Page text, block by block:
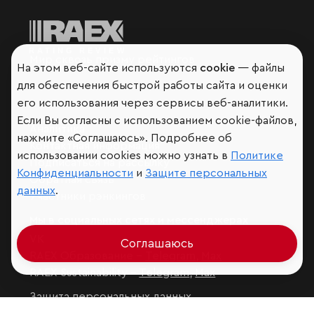
Мир сквозь призму рейтингов
Подписаться на рассылку
Обратная связь
Участники рэнкингов
RAEX Sustainability –Telegram,Max
Защита персональных данных
На этом веб-сайте используются cookie — файлы
для обеспечения быстрой работы сайта и оценки
его использования через сервисы веб-аналитики.
Если Вы согласны с использованием cookie-файлов,
нажмите «Соглашаюсь». Подробнее об
использовании cookies можно узнать в Политике
Конфиденциальности и Защите персональных
данных.
Соглашаюсь